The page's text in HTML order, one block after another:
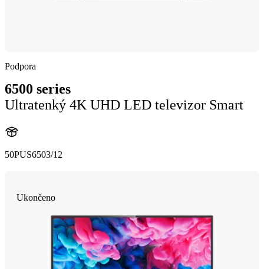
Podpora
6500 series
Ultratenký 4K UHD LED televizor Smart
50PUS6503/12
Ukončeno